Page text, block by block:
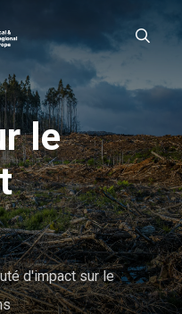
le
d'impact sur le